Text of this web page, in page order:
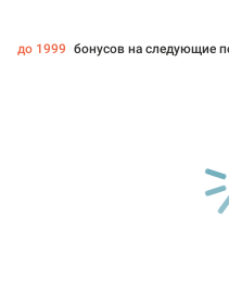
до 1999 бонусов на следующие